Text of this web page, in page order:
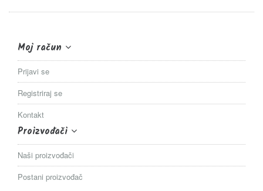
Moj račun
Prijavi se
Registriraj se
Kontakt
Proizvođači
Naši proizvođači
Postani proizvođač